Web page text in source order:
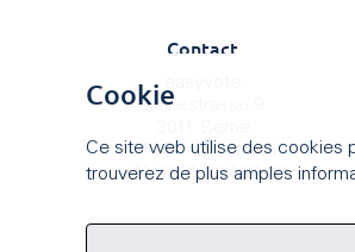
Contact
Seilerstrasse 9
info@easyvote.ch
+41 (0)31 384 08 09
Cookie
Ce site web utilise des cookies
trouverez de plus amples